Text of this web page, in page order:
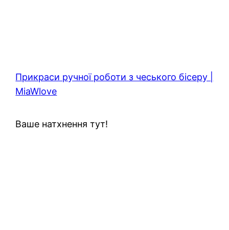
Прикраси ручної роботи з чеського бісеру |
MiaWlove
Ваше натхнення тут!